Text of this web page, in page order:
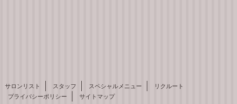
サロンリスト スタッフ スペシャルメニュー
リクルート
プライバシーポリシー
サイトマップ